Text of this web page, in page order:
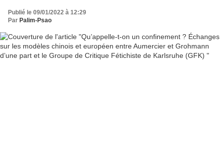
de Critique Fétichiste de Karlsruhe (GFK)
Publié le 09/01/2022 à 12:29
Par Palim-Psao